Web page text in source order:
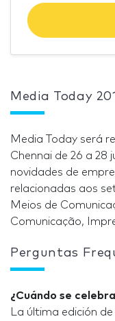
Media Today
Media Today será
Chennai de 26 a 28
novidades de
relacionadas aos
Meios de
Comunicação,
Perguntas
¿Cuándo se
La última edición